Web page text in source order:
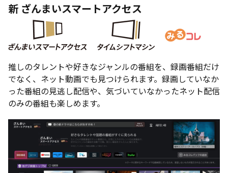
新 ざんまいスマートアクセス
推しのタレントや好きなジャンルの番組を、録画番組だけ
でなく、ネット動画でも見つけられます。録画していなか
った番組の見逃し配信や、気づいていなかったネット配信
のみの番組も楽しめます。